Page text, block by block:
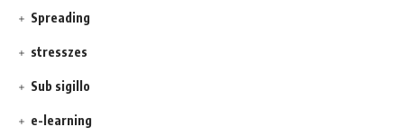
Spreading
stresszes
Sub sigillo
e-learning